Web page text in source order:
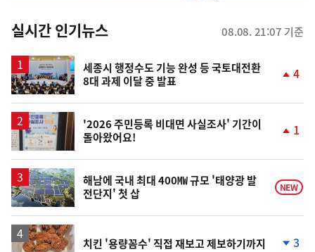
뉴
스
실시간 인기뉴스 08.08. 21:07 기준
세종시 행정수도 기능 완성 등 국토대전환
8대 과제 이달 중 발표
4
'2026 주민등록 비대면 사실조사' 기간이
돌아왔어요!
승
1
해남에 국내 최대 400㎿ 규모 '태양광 발
전단지' 첫 삽
NEW
치킨 '용량꼼수' 직접 재보고 제보하기까지 3